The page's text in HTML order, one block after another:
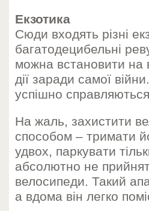
Екзотика
Сюди входять різні
багатодецибельні
можна встановити на
дії заради самої
успішно
На жаль, захистити
способом – тримати
удвох, паркувати
абсолютно не
велосипеди. Такий
а вдома він легко